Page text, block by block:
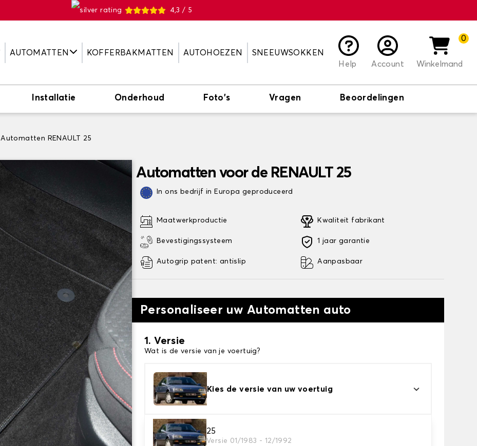
4,3 / 5
AUTOMATTEN KOFFERBAKMATTEN AUTOHOEZEN
SNEEUWSOKKEN
Help
Account
0
Winkelmand
Installatie Onderhoud Foto's Vragen Beoordelingen
Automatten RENAULT 25
Automatten voor de RENAULT 25
In ons bedrijf in Europa geproduceerd
Maatwerkproductie
Bevestigingssysteem
Autogrip patent: antislip
Kwaliteit fabrikant
1 jaar garantie
Aanpasbaar
Personaliseer uw Automatten auto
1. Versie
Wat is de versie van je voertuig?
Kies de versie van uw voertuig
25
Versie 01/1983 - 12/1992
2. Materiaal
Kies het materiaal van uw automatten